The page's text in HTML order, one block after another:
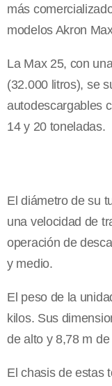
más
modelos Akron
La Max 25, con
(32.000 litros), se
autodescargables
14 y 20 toneladas.
El diámetro de su
una velocidad de
operación de
y medio.
El peso de la
kilos. Sus
de alto y 8,78 m de
El chasis de estas